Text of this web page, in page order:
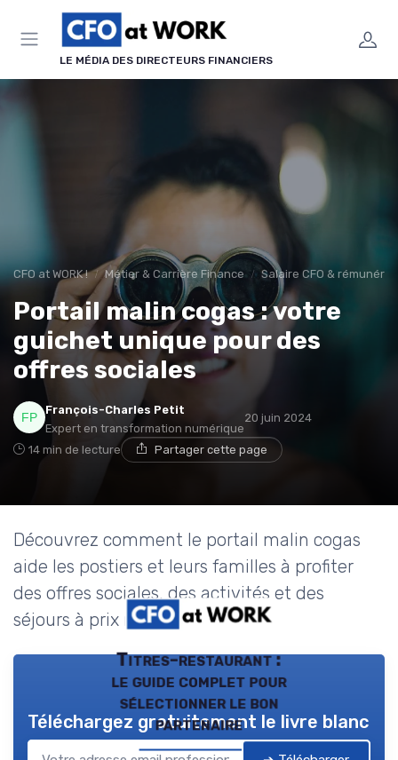
LE MÉDIA DES DIRECTEURS FINANCIERS
CFO at WORK ! Métier & Carrière Finance Salaire CFO &
Portail malin cogas : votre
guichet unique pour des
offres sociales
François-Charles Petit
Expert en transformation numérique
20 juin 2024
14 min de lecture Partager cette page
Découvrez comment le portail malin cogas
aide les postiers et leurs familles à profiter
des offres sociales, des activités et des
séjours à prix réduit.
Titres-restaurant :
le guide complet pour
sélectionner le bon
partenaire
Téléchargez gratuitement le livre blanc
Panneau de gestion des cookies